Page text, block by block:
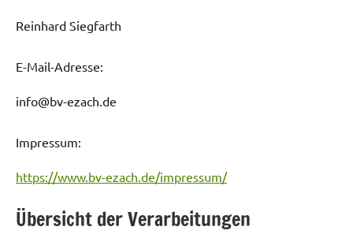
Reinhard Siegfarth
E-Mail-Adresse:
info@bv-ezach.de
Impressum:
https://www.bv-ezach.de/impressum/
Übersicht der Verarbeitungen